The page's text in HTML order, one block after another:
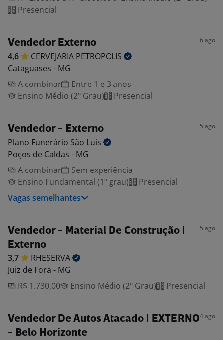
Presencial
Vendedor Externo 6 ago
4,6 CERVEJARIA PETROPOLIS
Cataguases - MG
A combinar
Entre 1 e 3 anos
Ensino Médio (2º Grau)
Presencial
Vendedor - Externo 5 ago
Plano Funerário São Luis
Poços de Caldas - MG
A combinar
Sem experiência
Ensino Fundamental (1º grau)
Presencial
Vagas semelhantes
Vendedor - Material De Construção |
Externo
5 ago
3,7
RHESERVA
Juiz de Fora - MG
R$ 1.730,00
Ensino Médio (2º Grau) Presencial
Vendedor De Autos Atacado | EXTERNO
- Belo Horizonte
4 ago